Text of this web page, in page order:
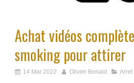
Achat vidéos
smoking pour attirer
14 Mar 2022 Olivier Bonald Arret